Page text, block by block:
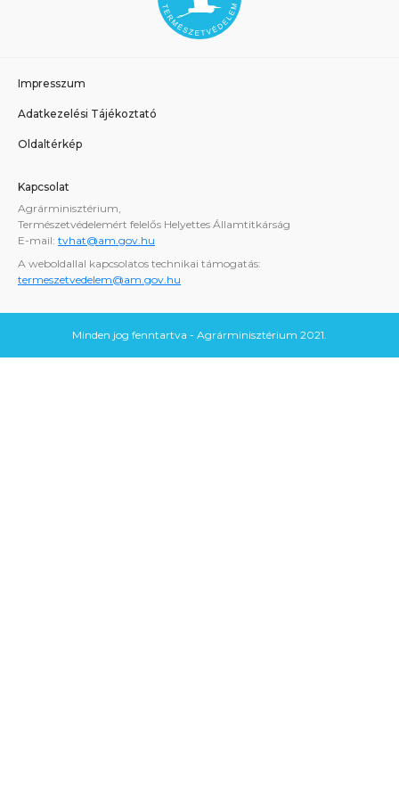
Impresszum
Adatkezelési Tájékoztató
Oldaltérkép
Kapcsolat
Agrárminisztérium,
Természetvédelemért felelős Helyettes Államtitkárság
E-mail: tvhat@am.gov.hu
A weboldallal kapcsolatos technikai támogatás:
termeszetvedelem@am.gov.hu
Minden jog fenntartva - Agrárminisztérium 2021.